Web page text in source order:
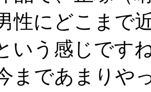
性にどこまで
いう感じです
まであまりや